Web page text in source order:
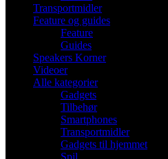
Transportmidler
Feature og guides
Feature
Guides
Speakers Korner
Videoer
Alle kategorier
Gadgets
Tilbehør
Smartphones
Transportmidler
Gadgets til hjemmet
Spil